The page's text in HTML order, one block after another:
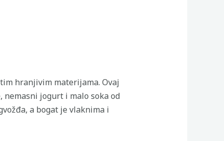
hranjivim materijama. Ovaj
nemasni jogurt i malo soka od
a bogat je vlaknima i